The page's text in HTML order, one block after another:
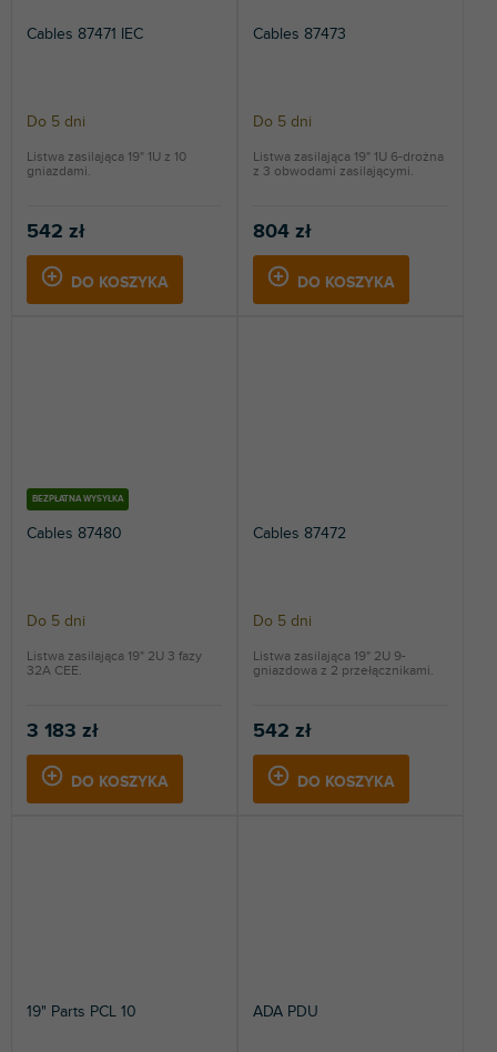
Cables 87471 IEC
Do 5 dni
542 zł
DO KOSZYKA
Listwa zasilająca 19" 1U z 10
gniazdami.
Cables 87473
Do 5 dni
804 zł
DO KOSZYKA
Listwa zasilająca 19" 1U 6-drożna
z 3 obwodami zasilającymi.
BEZPŁATNA WYSYŁKA
Cables 87480
Do 5 dni
3 183 zł
DO KOSZYKA
Listwa zasilająca 19" 2U 3 fazy
32A CEE.
Cables 87472
Do 5 dni
542 zł
DO KOSZYKA
Listwa zasilająca 19" 2U 9-
gniazdowa z 2 przełącznikami.
19" Parts PCL 10 ADA PDU